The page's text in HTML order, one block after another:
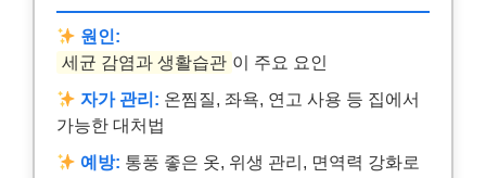
원인:
세균 감염과 생활습관 이 주요 요인
자가 관리: 온찜질, 좌욕, 연고 사용 등 집에서
가능한 대처법
예방: 통풍 좋은 옷, 위생 관리, 면역력 강화로